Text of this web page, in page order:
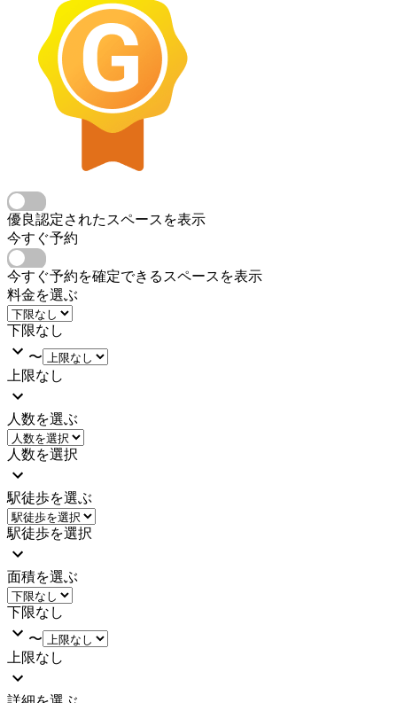
優良認定されたスペースを表示
今すぐ予約
今すぐ予約を確定できるスペースを表示
料金を選ぶ
下限なし
〜
上限なし
人数を選ぶ
人数を選択
駅徒歩を選ぶ
駅徒歩を選択
面積を選ぶ
下限なし
〜
上限なし